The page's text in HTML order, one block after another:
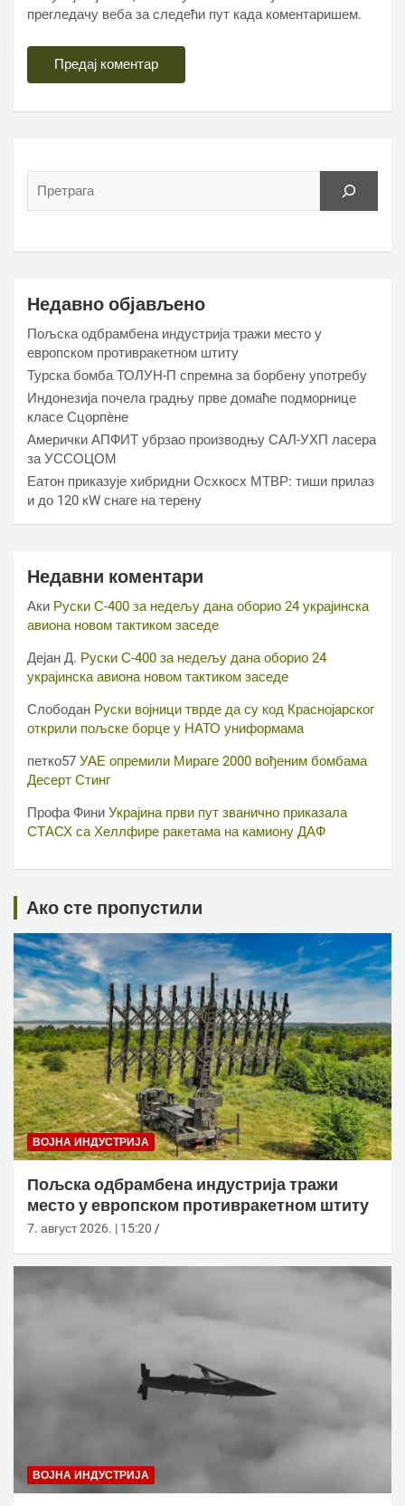
прегледачу веба за следећи пут када коментаришем.
Недавно објављено
Пољска одбрамбена индустрија тражи место у
европском противракетном штиту
Турска бомба ТОЛУН-П спремна за борбену употребу
Индонезија почела градњу прве домаће подморнице
класе Сцорпèне
Амерички АПФИТ убрзао производњу САЛ-УХП ласера
за УССОЦОМ
Еатон приказује хибридни Осхкосх МТВР: тиши прилаз
и до 120 кW снаге на терену
Недавни коментари
Аки Руски С-400 за недељу дана оборио 24 украјинска
авиона новом тактиком заседе
Дејан Д. Руски С-400 за недељу дана оборио 24
украјинска авиона новом тактиком заседе
Слободан Руски војници тврде да су код Краснојарског
открили пољске борце у НАТО униформама
петко57 УАЕ опремили Мираге 2000 вођеним бомбама
Десерт Стинг
Профа Фини Украјина први пут званично приказала
СТАСХ са Хеллфире ракетама на камиону ДАФ
Ако сте пропустили
ВОЈНА ИНДУСТРИЈА
Пољска одбрамбена индустрија тражи
место у европском противракетном штиту
7. август 2026. | 15:20
ВОЈНА ИНДУСТРИЈА